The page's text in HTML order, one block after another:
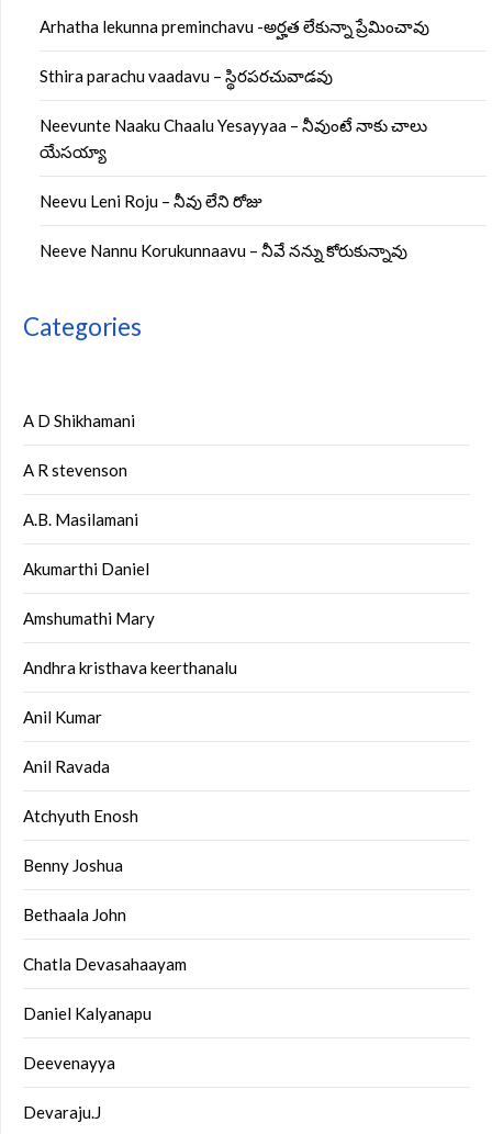
Arhatha lekunna preminchavu -అర్హత లేకున్నా ప్రేమించావు
Sthira parachu vaadavu – స్థిరపరచువాడవు
Neevunte Naaku Chaalu Yesayyaa – నీవుంటే నాకు చాలు
యేసయ్యా
Neevu Leni Roju – నీవు లేని రోజు
Neeve Nannu Korukunnaavu – నీవే నన్ను కోరుకున్నావు
Categories
A D Shikhamani
A R stevenson
A.B. Masilamani
Akumarthi Daniel
Amshumathi Mary
Andhra kristhava keerthanalu
Anil Kumar
Anil Ravada
Atchyuth Enosh
Benny Joshua
Bethaala John
Chatla Devasahaayam
Daniel Kalyanapu
Deevenayya
Devaraju.J